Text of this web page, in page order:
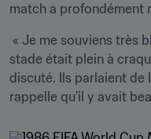
match a profondément
stade était plein à
discuté. Ils parlaient de
rappelle qu’il y avait